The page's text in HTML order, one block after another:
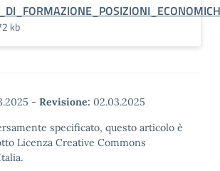
kb
- Revisione: 02.03.2025
specificato, questo articolo è
Licenza Creative Commons